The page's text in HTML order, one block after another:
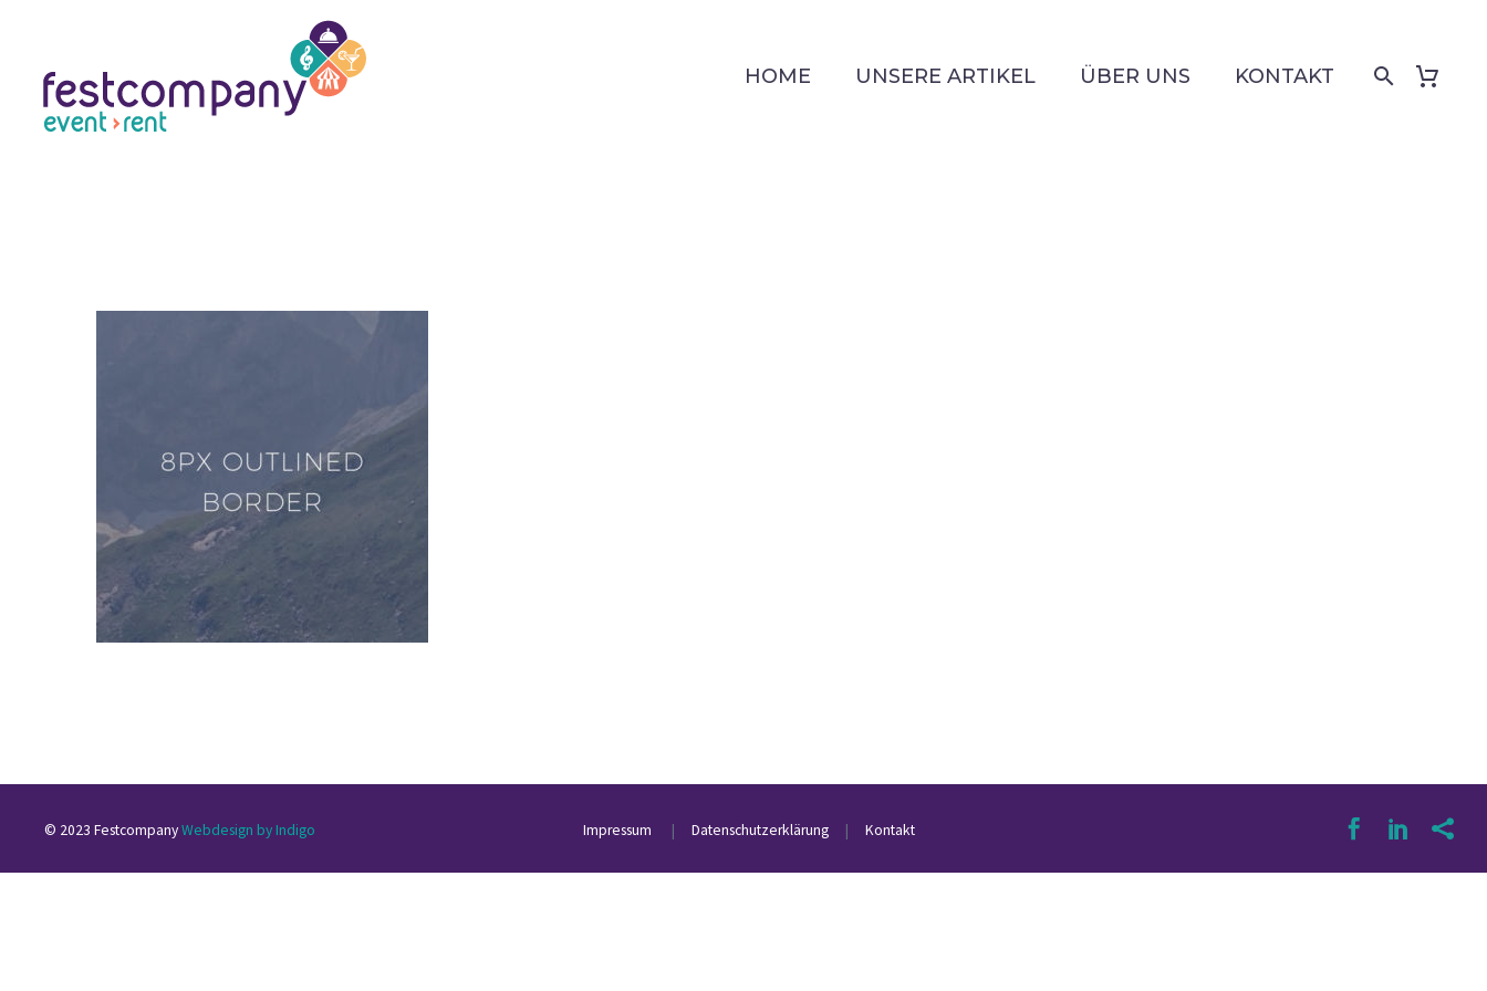
HOME UNSERE ARTIKEL ÜBER UNS KONTAKT
© 2023 FestcompanyWebdesign by Indigo Impressum | Datenschutzerklärung | Kontakt